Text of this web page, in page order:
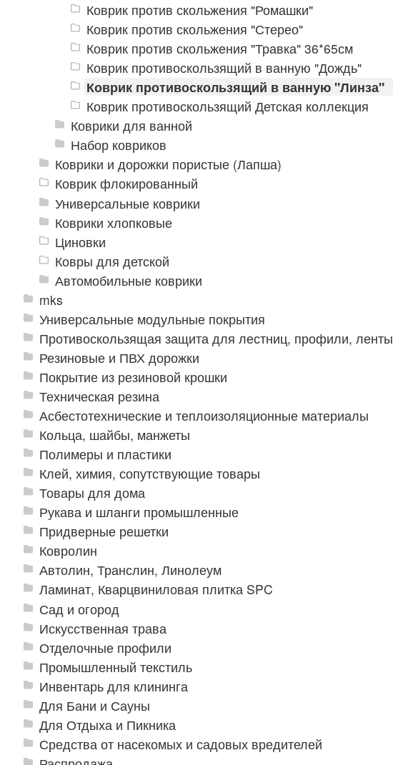
Коврик против скольжения "Ромашки"
Коврик против скольжения "Стерео"
Коврик против скольжения "Травка" 36*65см
Коврик противоскользящий в ванную "Дождь"
Коврик противоскользящий в ванную "Линза"
Коврик противоскользящий Детская коллекция
Коврики для ванной
Набор ковриков
Коврики и дорожки пористые (Лапша)
Коврик флокированный
Универсальные коврики
Коврики хлопковые
Циновки
Ковры для детской
Автомобильные коврики
mks
Универсальные модульные покрытия
Противоскользящая защита для лестниц, профили, ленты
Резиновые и ПВХ дорожки
Покрытие из резиновой крошки
Техническая резина
Асбестотехнические и теплоизоляционные материалы
Кольца, шайбы, манжеты
Полимеры и пластики
Клей, химия, сопутствующие товары
Товары для дома
Рукава и шланги промышленные
Придверные решетки
Ковролин
Автолин, Транслин, Линолеум
Ламинат, Кварцвиниловая плитка SPC
Сад и огород
Искусственная трава
Отделочные профили
Промышленный текстиль
Инвентарь для клининга
Для Бани и Сауны
Для Отдыха и Пикника
Средства от насекомых и садовых вредителей